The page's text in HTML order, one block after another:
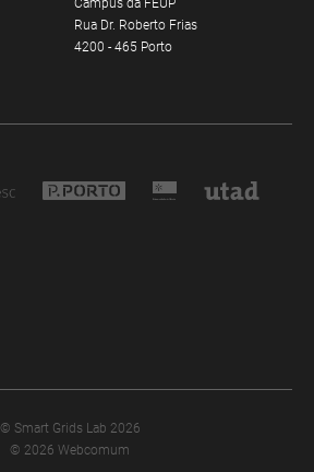
Campus da FEUP
Rua Dr. Roberto Frias
4200 - 465 Porto
© Smart Grids Lab 2026
© 2026 Webcomum